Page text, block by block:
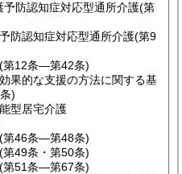
予防認知症対応型通所介護(第
防認知症対応型通所介護(第9
(第12条―第42条)
果的な支援の方法に関する基
)
型居宅介護
(第46条―第48条)
(第49条・第50条)
(第51条―第67条)